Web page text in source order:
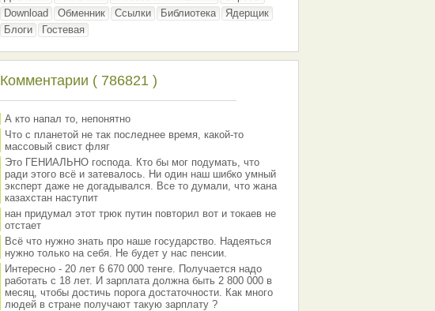
Download
Обменник Ссылки Библиотека
Ядерщик
Блоги
Гостевая
Комментарии ( 786821 )
А кто напал то, непонятно
Что с планетой не так последнее время, какой-то
массовый свист фляг
Это ГЕНИАЛЬНО господа. Кто бы мог подумать, что
ради этого всё и затевалось. Ни один наш шибко умный
эксперт даже не догадывался. Все то думали, что жана
казахстан наступит
нан придумал этот трюк путин повторил вот и токаев не
отстает
Всё что нужно знать про наше государство. Надеяться
нужно только на себя. Не будет у нас пенсии.
Интересно - 20 лет 6 670 000 тенге. Получается надо
работать с 18 лет. И зарплата должна быть 2 800 000 в
месяц, чтобы достичь порога достаточности. Как много
людей в стране получают такую зарплату ?